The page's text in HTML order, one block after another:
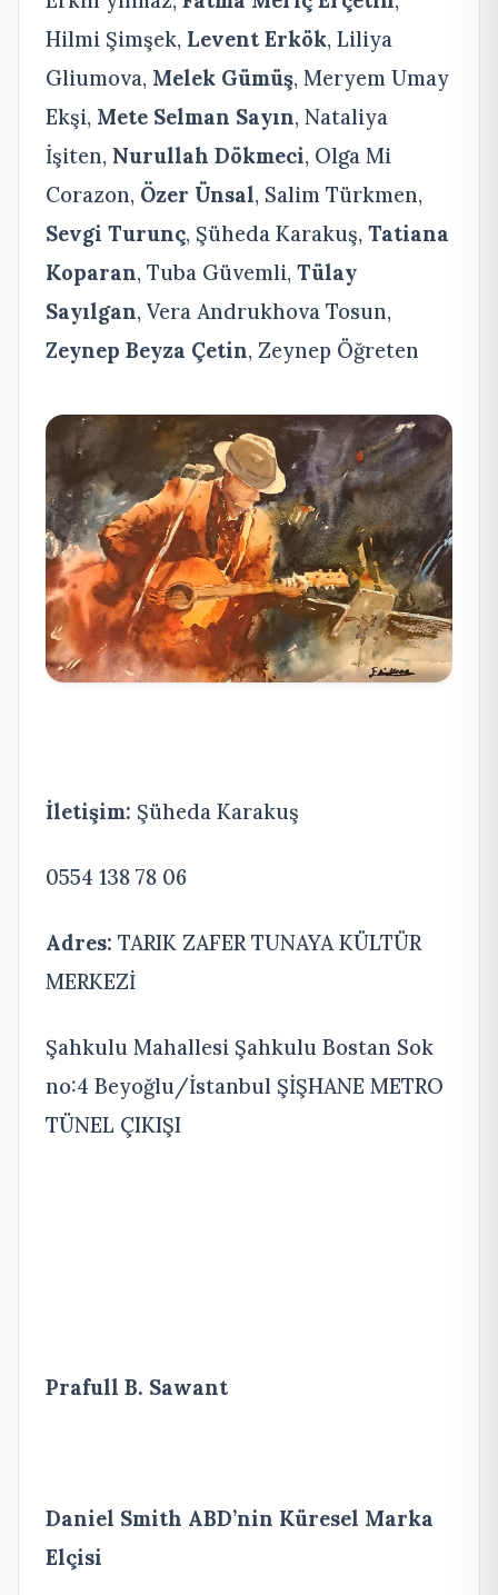
Hilmi Şimşek, Levent Erkök, Liliya
Gliumova, Melek Gümüş, Meryem Umay
Ekşi, Mete Selman Sayın, Nataliya
İşiten, Nurullah Dökmeci, Olga Mi
Corazon, Özer Ünsal, Salim Türkmen,
Sevgi Turunç, Şüheda Karakuş, Tatiana
Koparan, Tuba Güvemli, Tülay
Sayılgan, Vera Andrukhova Tosun,
Zeynep Beyza Çetin, Zeynep Öğreten
İletişim: Şüheda Karakuş
0554 138 78 06
Adres: TARIK ZAFER TUNAYA KÜLTÜR
MERKEZİ
Şahkulu Mahallesi Şahkulu Bostan Sok
no:4 Beyoğlu/İstanbul ŞİŞHANE METRO
TÜNEL ÇIKIŞI
Prafull B. Sawant
Daniel Smith ABD’nin Küresel Marka
Elçisi